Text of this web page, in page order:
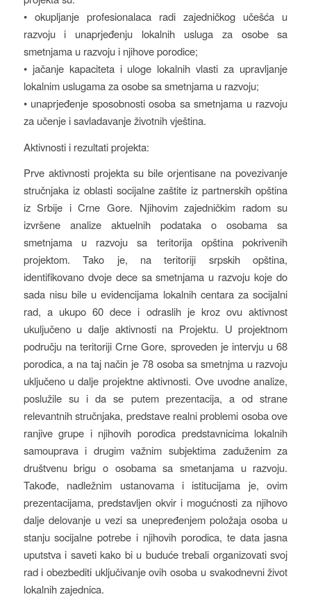
• okupljanje profesionalaca radi zajedničkog učešća u
razvoju i unaprjeđenju lokalnih usluga za osobe sa
smetnjama u razvoju i njihove porodice;
• jačanje kapaciteta i uloge lokalnih vlasti za upravljanje
lokalnim uslugama za osobe sa smetnjama u razvoju;
• unaprjeđenje sposobnosti osoba sa smetnjama u razvoju
za učenje i savladavanje životnih vještina.
Aktivnosti i rezultati projekta:
Prve aktivnosti projekta su bile orjentisane na povezivanje
stručnjaka iz oblasti socijalne zaštite iz partnerskih opština
iz Srbije i Crne Gore. Njihovim zajedničkim radom su
izvršene analize aktuelnih podataka o osobama sa
smetnjama u razvoju sa teritorija opština pokrivenih
projektom. Tako je, na teritoriji srpskih opština,
identifikovano dvoje dece sa smetnjama u razvoju koje do
sada nisu bile u evidencijama lokalnih centara za socijalni
rad, a ukupo 60 dece i odraslih je kroz ovu aktivnost
ukuljučeno u dalje aktivnosti na Projektu. U projektnom
području na teritoriji Crne Gore, sproveden je intervju u 68
porodica, a na taj način je 78 osoba sa smetnjma u razvoju
uključeno u dalje projektne aktivnosti. Ove uvodne analize,
poslužile su i da se putem prezentacija, a od strane
relevantnih stručnjaka, predstave realni problemi osoba ove
ranjive grupe i njihovih porodica predstavnicima lokalnih
samouprava i drugim važnim subjektima zaduženim za
društvenu brigu o osobama sa smetanjama u razvoju.
Takođe, nadležnim ustanovama i istitucijama je, ovim
prezentacijama, predstavljen okvir i mogućnosti za njihovo
dalje delovanje u vezi sa unepređenjem položaja osoba u
stanju socijalne potrebe i njihovih porodica, te data jasna
uputstva i saveti kako bi u buduće trebali organizovati svoj
rad i obezbediti uključivanje ovih osoba u svakodnevni život
lokalnih zajednica.